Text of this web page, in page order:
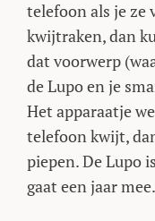
telefoon als je ze
kwijtraken, dan
dat voorwerp
de Lupo en je
Het apparaatje
telefoon kwijt,
piepen. De Lupo
gaat een jaar mee.